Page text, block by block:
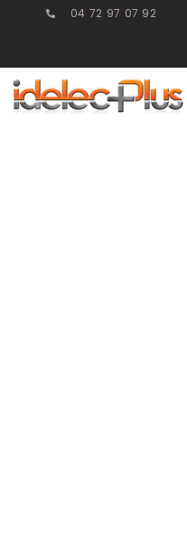
04 72 97 07 92